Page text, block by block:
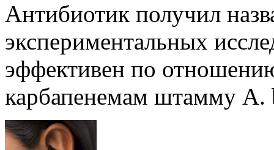
Антибиотик получил
экспериментальных
эффективен по
карбапенемам штамму